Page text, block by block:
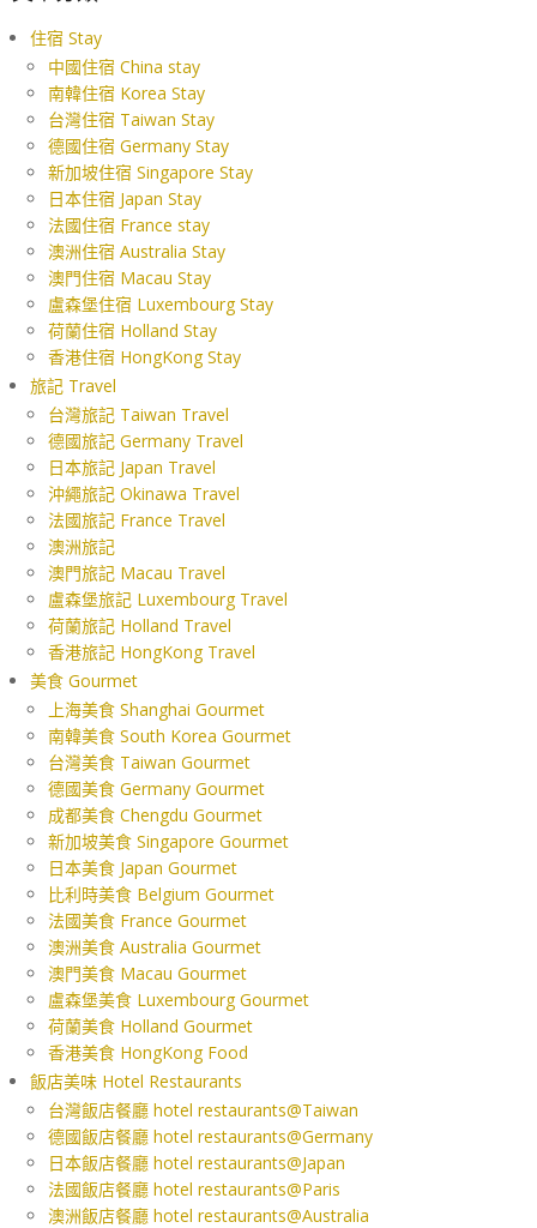
住宿 Stay
中國住宿 China stay
南韓住宿 Korea Stay
台灣住宿 Taiwan Stay
德國住宿 Germany Stay
新加坡住宿 Singapore Stay
日本住宿 Japan Stay
法國住宿 France stay
澳洲住宿 Australia Stay
澳門住宿 Macau Stay
盧森堡住宿 Luxembourg Stay
荷蘭住宿 Holland Stay
香港住宿 HongKong Stay
旅記 Travel
台灣旅記 Taiwan Travel
德國旅記 Germany Travel
日本旅記 Japan Travel
沖繩旅記 Okinawa Travel
法國旅記 France Travel
澳洲旅記
澳門旅記 Macau Travel
盧森堡旅記 Luxembourg Travel
荷蘭旅記 Holland Travel
香港旅記 HongKong Travel
美食 Gourmet
上海美食 Shanghai Gourmet
南韓美食 South Korea Gourmet
台灣美食 Taiwan Gourmet
德國美食 Germany Gourmet
成都美食 Chengdu Gourmet
新加坡美食 Singapore Gourmet
日本美食 Japan Gourmet
比利時美食 Belgium Gourmet
法國美食 France Gourmet
澳洲美食 Australia Gourmet
澳門美食 Macau Gourmet
盧森堡美食 Luxembourg Gourmet
荷蘭美食 Holland Gourmet
香港美食 HongKong Food
飯店美味 Hotel Restaurants
台灣飯店餐廳 hotel restaurants@Taiwan
德國飯店餐廳 hotel restaurants@Germany
日本飯店餐廳 hotel restaurants@Japan
法國飯店餐廳 hotel restaurants@Paris
澳洲飯店餐廳 hotel restaurants@Australia